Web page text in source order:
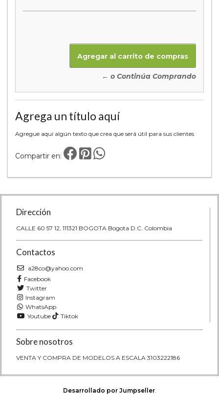
← o Continúa Comprando
Agrega un título aquí
Agregue aquí algún texto que crea que será útil para sus clientes
Compartir en:
Dirección
CALLE 60 57 12, 111321 BOGOTA Bogota D.C. Colombia
Contactos
a28co@yahoo.com
Facebook
Twitter
Instagram
WhatsApp
Youtube
Tiktok
Sobre nosotros
VENTA Y COMPRA DE MODELOS A ESCALA 3103222186
Desarrollado por Jumpseller.